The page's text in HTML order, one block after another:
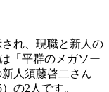
れ、現職と新人の
「平群のメガソー
人須藤啓二さん
の2人です。